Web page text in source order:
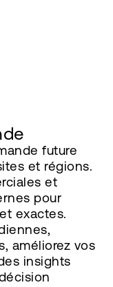
future
et régions.
et
pour
exactes.
améliorez vos
insights